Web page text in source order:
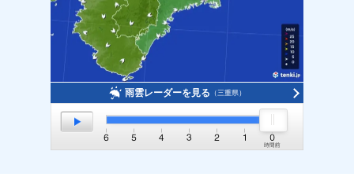
雨雲レーダーを見る （三重県）